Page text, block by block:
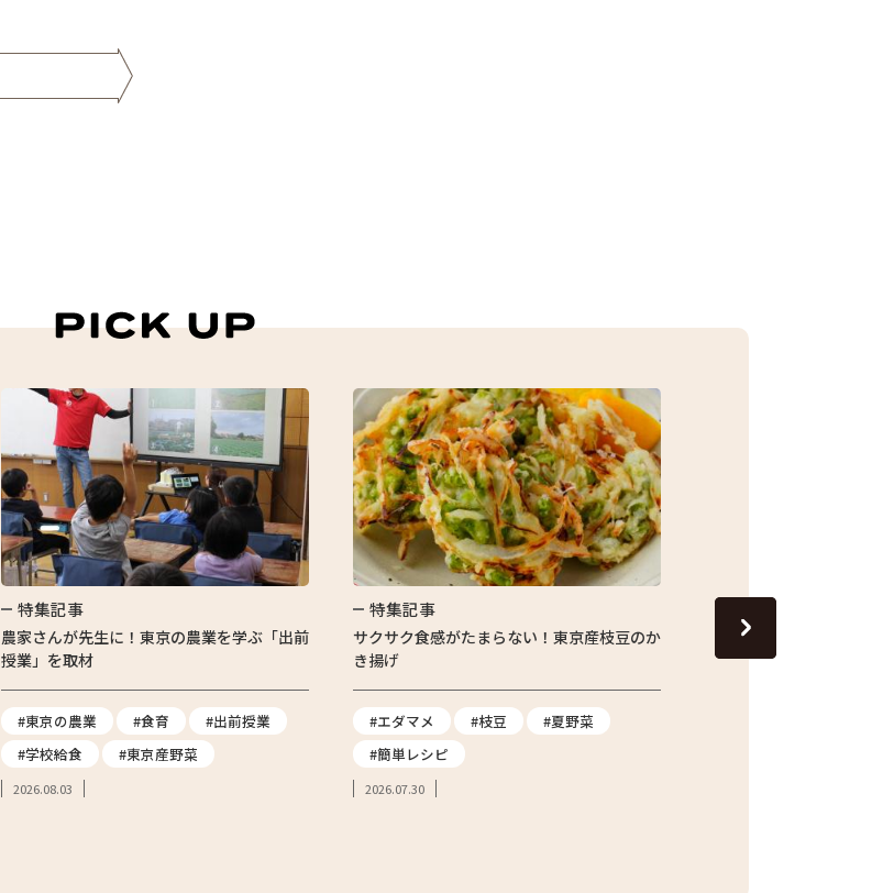
特集記事
農家さんが先生に！東京の農業を学ぶ「出前
授業」を取材
#東京の農業 #食育
#出前授業
#学校給食
#東京産野菜
2026.08.03
特集記事
サクサク食感がたまらない！東京産枝豆のか
き揚げ
#エダマメ #枝豆
#夏野菜
#簡単レシピ
2026.07.30
じゅわっと旬の味わい！
ナスの焼きびたし